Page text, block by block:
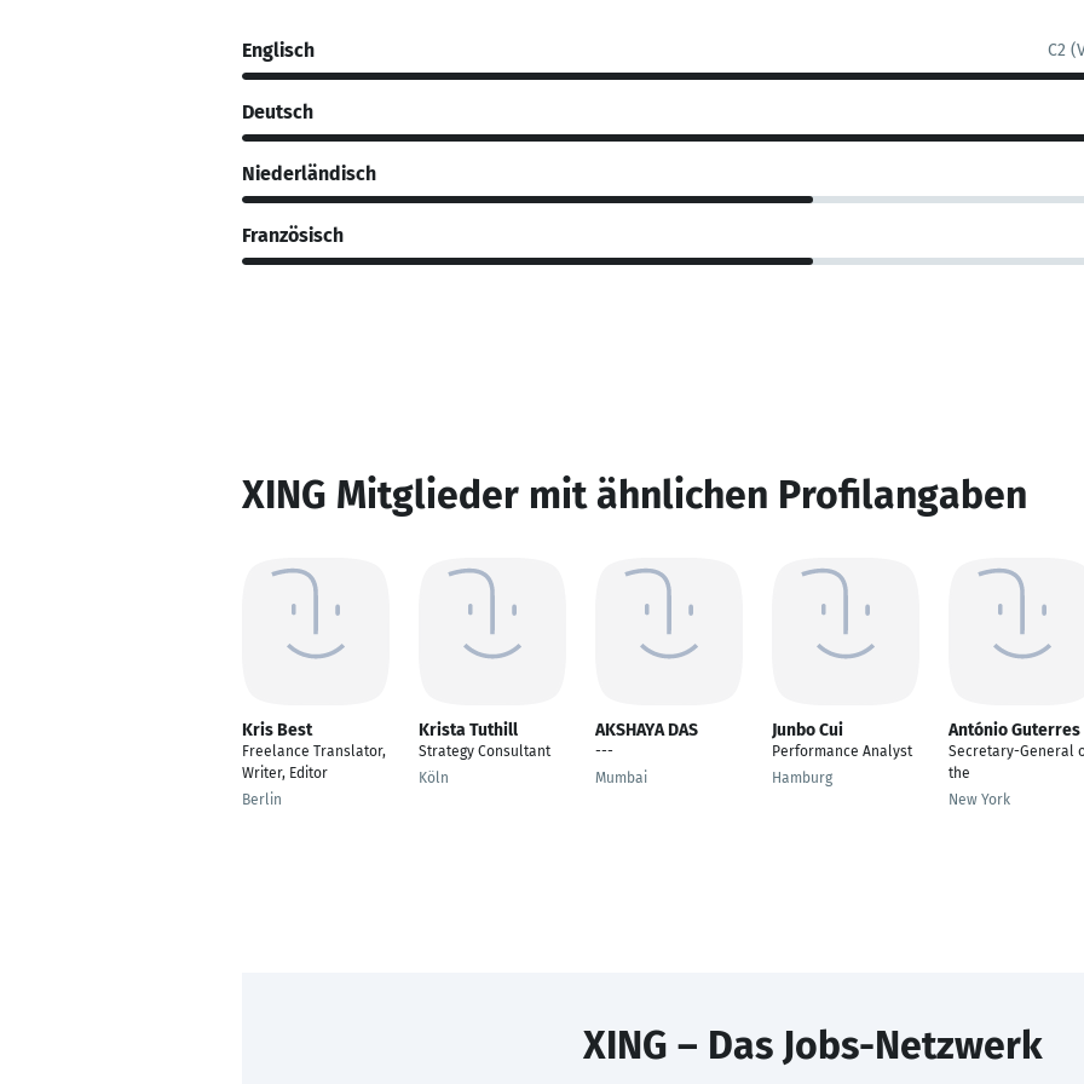
Englisch C2
Deutsch
Niederländisch
Französisch
XING Mitglieder mit ähnlichen Profilangaben
Kris Best
Freelance Translator,
Writer, Editor
Berlin
Krista Tuthill
Strategy Consultant
Köln
AKSHAYA DAS
---
Mumbai
Junbo Cui
Performance Analyst
Hamburg
António Guterres
Secretary-General
the
New York
XING – Das Jobs-Netzwerk